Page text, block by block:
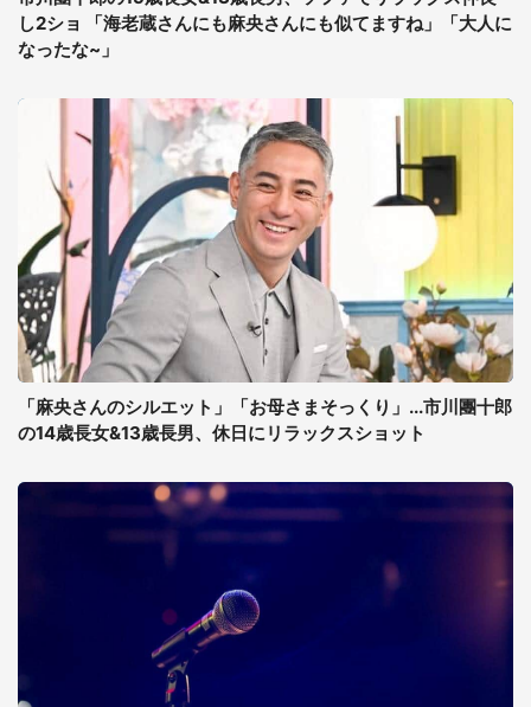
し2ショ 「海老蔵さんにも麻央さんにも似てますね」「大人に
なったな~」
「麻央さんのシルエット」「お母さまそっくり」...市川團十郎
の14歳長女&13歳長男、休日にリラックスショット